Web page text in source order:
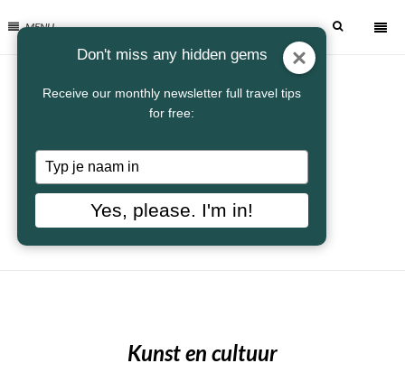
MENU
Kunst en cultuur
Don't miss any hidden gems
Receive our monthly newsletter full travel tips
for free:
Typ
je
naam
Yes, please. I'm in!